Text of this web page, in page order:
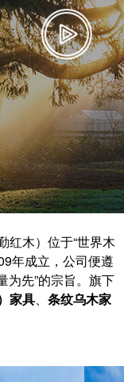
红木）位于“世界木
年成立，公司便遵
为先”的宗旨。旗下
家具、 条纹乌木家